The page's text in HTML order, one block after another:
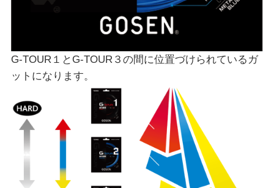
G-TOUR１とG-TOUR３の間に位置づけられているガ
ットになります。